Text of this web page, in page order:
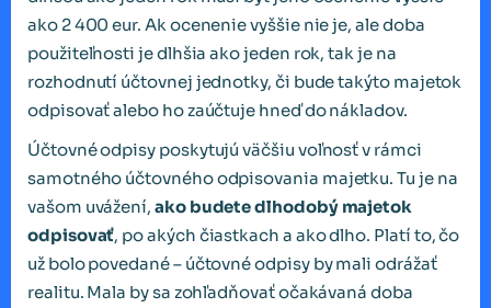
ako 2 400 eur. Ak ocenenie vyššie nie je, ale doba
použiteľnosti je dlhšia ako jeden rok, tak je na
rozhodnutí účtovnej jednotky, či bude takýto majetok
odpisovať alebo ho zaúčtuje hneď do nákladov.
Účtovné odpisy poskytujú väčšiu voľnosť v rámci
samotného účtovného odpisovania majetku. Tu je na
vašom uvážení, ako budete dlhodobý majetok
odpisovať, po akých čiastkach a ako dlho. Platí to, čo
už bolo povedané – účtovné odpisy by mali odrážať
realitu. Mala by sa zohľadňovať očakávaná doba